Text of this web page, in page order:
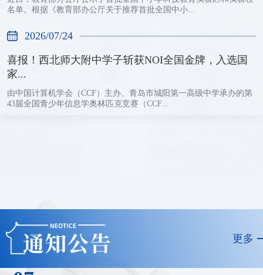
名单。根据《教育部办公厅关于推荐首批全国中小...
2026/07/24
喜报！西北师大附中学子斩获NOI全国金牌，入选国
家...
由中国计算机学会（CCF）主办、青岛市城阳第一高级中学承办的第
43届全国青少年信息学奥林匹克竞赛（CCF...
更多